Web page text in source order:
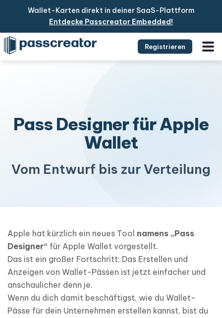
Wallet-Karten direkt in deiner SaaS-Plattform
Entdecke Passcreator Embedded!
Registrieren
Pass Designer für Apple
Wallet
Vom Entwurf bis zur Verteilung
Apple hat kürzlich ein neues Tool namens „Pass
Designer“ für Apple Wallet vorgestellt.
Das ist ein großer Fortschritt: Das Erstellen und
Anzeigen von Wallet-Pässen ist jetzt einfacher und
anschaulicher denn je.
Wenn du dich damit beschäftigst, wie du Wallet-
Pässe für dein Unternehmen erstellen kannst, bist du